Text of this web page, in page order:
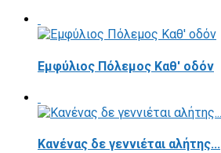
Εμφύλιος Πόλεμος Καθ' οδόν
Κανένας δε γεννιέται αλήτης...